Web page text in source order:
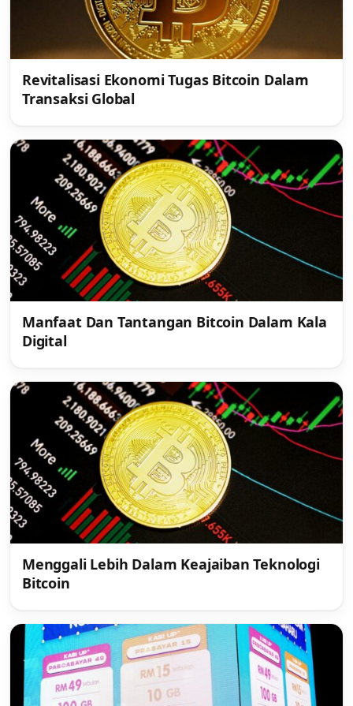
Revitalisasi Ekonomi Tugas Bitcoin Dalam
Transaksi Global
Manfaat Dan Tantangan Bitcoin Dalam Kala
Digital
Menggali Lebih Dalam Keajaiban Teknologi
Bitcoin